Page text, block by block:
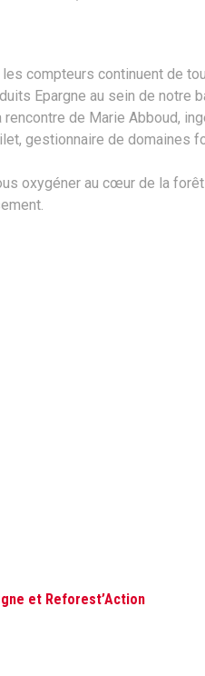
compteurs continuent de
Epargne au sein de notre
de Marie Abboud,
gestionnaire de domaines
oxygéner au cœur de la forêt
et Reforest’Action